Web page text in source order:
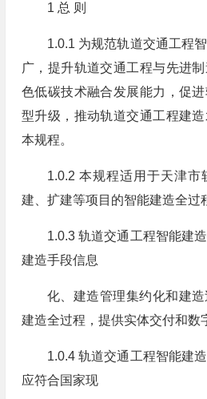
1 总 则
1.0.1 为规范轨道交通工程
广，提升轨道交通工程与先进
色低碳技术融合发展能力，促
型升级，推动轨道交通工程建
本规程。
1.0.2 本规程适用于天津
建、扩建等项目的智能建造全过
1.0.3 轨道交通工程智能建
建造手段信息
化、建造管理集约化和建
建造全过程，提供实体交付和数
1.0.4 轨道交通工程智能建
应符合国家现